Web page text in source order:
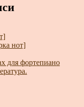
нот]
для фортепиано